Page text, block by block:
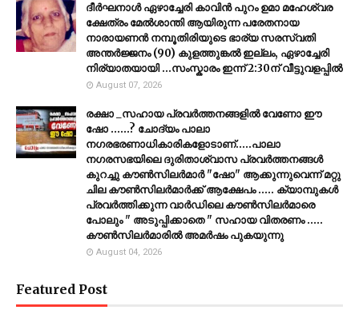
ദീർഘനാൾ ഏഴാച്ചേരി കാവിൻ പുറം ഉമാ മഹേശ്വര
ക്ഷേത്രം മേൽശാന്തി ആയിരുന്ന പരേതനായ
നാരായണൻ നമ്പൂതിരിയുടെ ഭാര്യ സരസ്വതി
അന്തർജ്ജനം (90) കുളത്തുങ്കൽ ഇല്ലം, ഏഴാച്ചേരി
നിര്യാതയായി ...സംസ്കാരം ഇന്ന് 2:30ന് വീട്ടുവളപ്പിൽ
August 07, 2026
രക്ഷാ _സഹായ പ്രവർത്തനങ്ങളിൽ വേണോ ഈ
ഷോ ......? ചോദ്യം പാലാ
നഗരഭരണാധികാരികളോടാണ്.....പാലാ
നഗരസഭയിലെ ദുരിതാശ്വാസ പ്രവർത്തനങ്ങൾ
കുറച്ചു കൗൺസിലർമാർ "ഷോ" ആക്കുന്നുവെന്ന് മറ്റു
ചില കൗൺസിലർമാർക്ക് ആക്ഷേപം ..... ക്യാമ്പുകൾ
പ്രവർത്തിക്കുന്ന വാർഡിലെ കൗൺസിലർമാരെ
പോലും " അടുപ്പിക്കാതെ " സഹായ വിതരണം .....
കൗൺസിലർമാരിൽ അമർഷം പുകയുന്നു
August 04, 2026
Featured Post